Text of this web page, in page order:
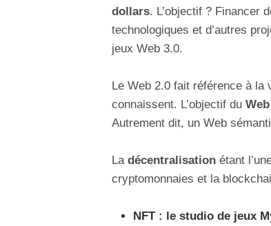
dollars. L’objectif ? Financer
technologiques et d’autres
jeux Web 3.0.
Le Web 2.0 fait référence à la
connaissent. L’objectif du
Autrement dit, un Web
La décentralisation étant
cryptomonnaies et la
NFT : le studio de jeux